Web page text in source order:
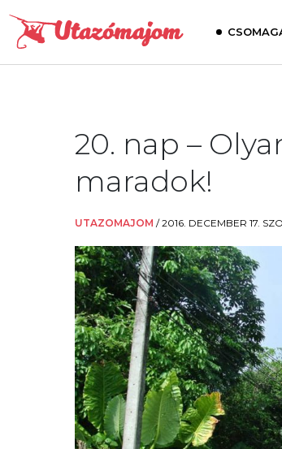
20. nap –
maradok!
UTAZOMAJOM /2016. DECEMBER 17.